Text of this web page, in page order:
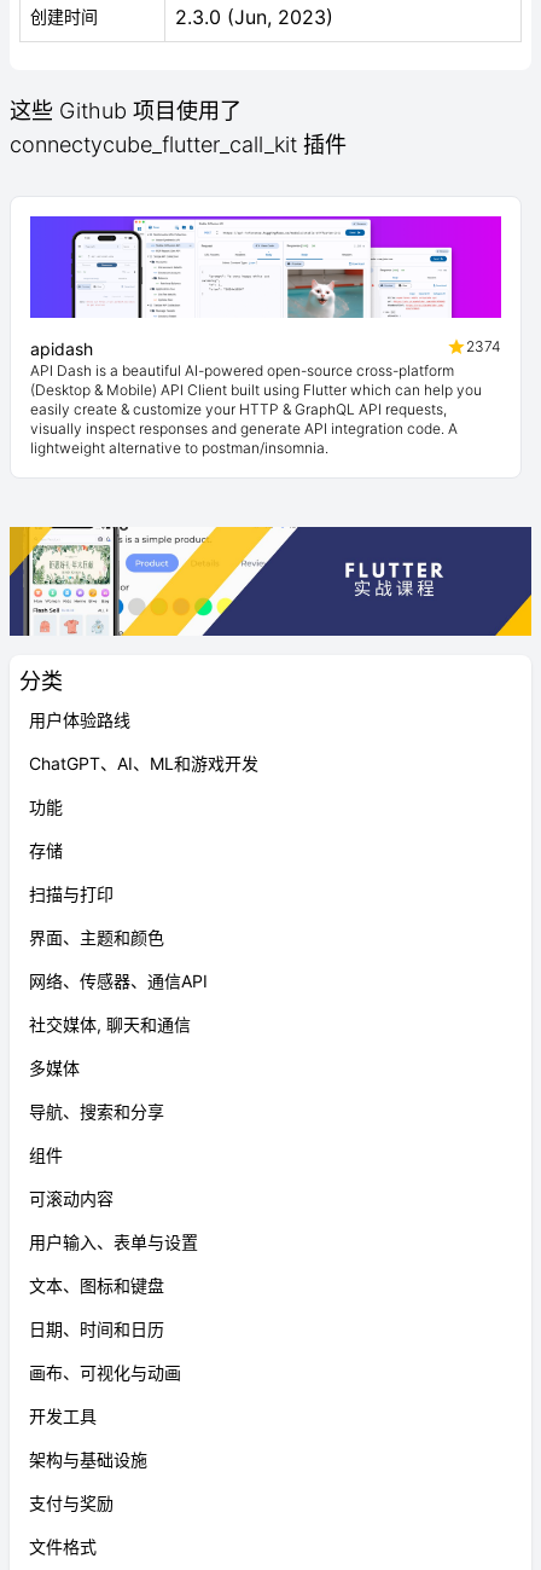
分类
用户体验路线
ChatGPT、AI、ML和游戏开发
功能
存储
扫描与打印
界面、主题和颜色
网络、传感器、通信API
社交媒体, 聊天和通信
多媒体
导航、搜索和分享
组件
可滚动内容
用户输入、表单与设置
文本、图标和键盘
日期、时间和日历
画布、可视化与动画
开发工具
架构与基础设施
支付与奖励
文件格式
创建时间 2.3.0 (Jun, 2023)
这些 Github 项目使用了
connectycube_flutter_call_kit 插件
apidash
2374
API Dash is a beautiful AI-powered open-source cross-platform
(Desktop & Mobile) API Client built using Flutter which can help you
easily create & customize your HTTP & GraphQL API requests,
visually inspect responses and generate API integration code. A
lightweight alternative to postman/insomnia.